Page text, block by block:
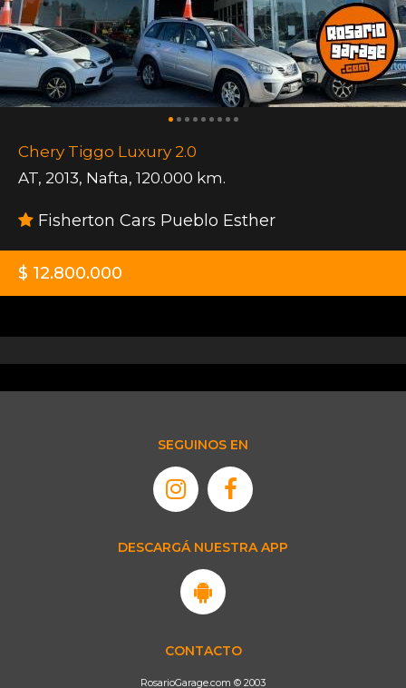
Chery Tiggo Luxury 2.0
AT, 2013, Nafta, 120.000 km.
Fisherton Cars Pueblo Esther
$ 12.800.000
SEGUINOS EN
DESCARGÁ NUESTRA APP
CONTACTO
RosarioGarage.com © 2003